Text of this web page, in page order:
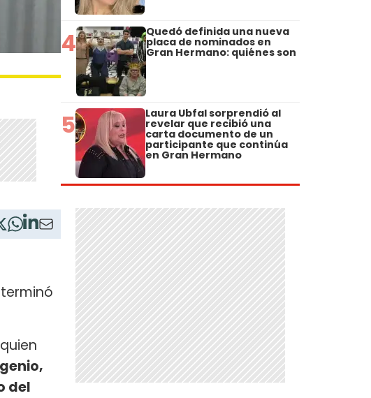
del
4 Quedó definida una nueva
placa de nominados en
Gran Hermano: quiénes son
5 Laura Ubfal sorprendió al
revelar que recibió una
carta documento de un
participante que continúa
en Gran Hermano